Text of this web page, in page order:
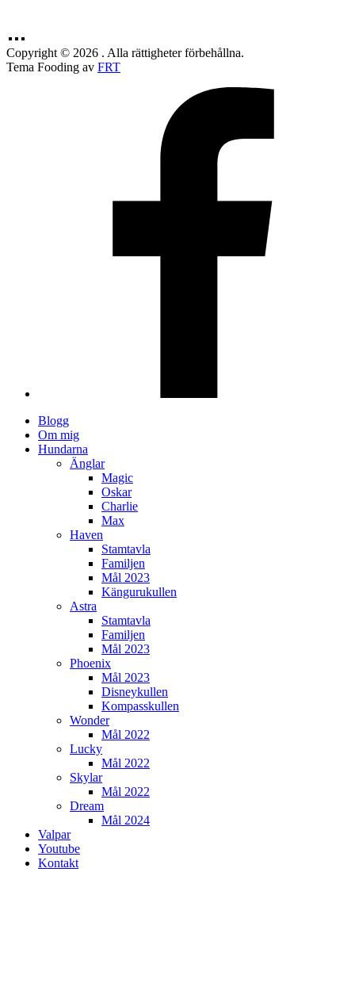
Copyright © 2026 . Alla rättigheter förbehållna.
Tema Fooding av FRT
Blogg
Om mig
Hundarna
Änglar
Magic
Oskar
Charlie
Max
Haven
Stamtavla
Familjen
Mål 2023
Kängurukullen
Astra
Stamtavla
Familjen
Mål 2023
Phoenix
Mål 2023
Disneykullen
Kompasskullen
Wonder
Mål 2022
Lucky
Mål 2022
Skylar
Mål 2022
Dream
Mål 2024
Valpar
Youtube
Kontakt